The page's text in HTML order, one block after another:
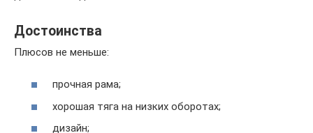
Достоинства
Плюсов не меньше:
прочная рама;
хорошая тяга на низких оборотах;
дизайн;